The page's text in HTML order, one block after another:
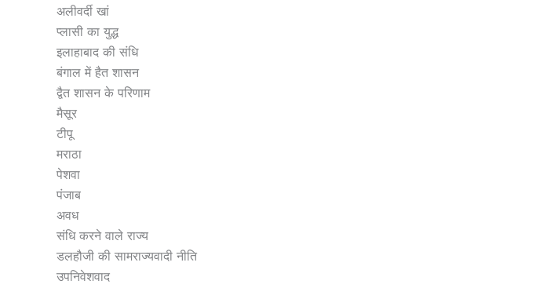
अलीवर्दी खां
प्लासी का युद्ध
इलाहाबाद की संधि
बंगाल में हैत शासन
द्वैत शासन के परिणाम
मैसूर
टीपू
मराठा
पेशवा
पंजाब
अवध
संधि करने वाले राज्य
डलहौजी की सामराज्यवादी नीति
उपनिवेशवाद